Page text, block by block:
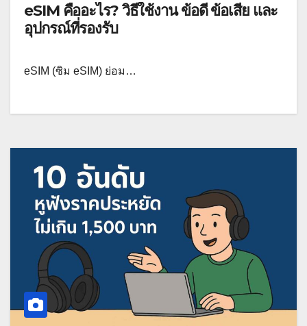
eSIM คืออะไร? วิธีใช้งาน ข้อดี ข้อเสีย และ
อุปกรณ์ที่รองรับ
eSIM (ซิม eSIM) ย่อม…